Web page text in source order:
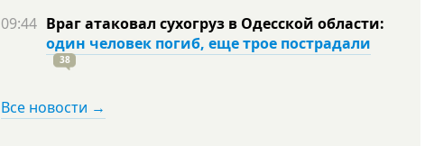
09:44 Враг атаковал сухогруз в Одесской области:
один человек погиб, еще трое пострадали
38
Все новости →